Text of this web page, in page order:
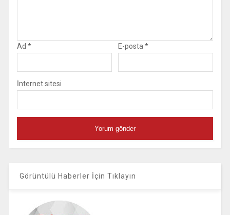
Ad * E-posta *
İnternet sitesi
Görüntülü Haberler İçin Tıklayın